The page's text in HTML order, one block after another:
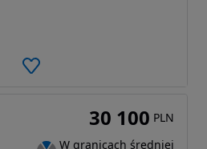
30 100 PLN
W granicach średniej